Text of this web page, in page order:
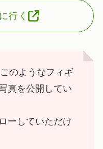
行く
のようなフィギ
真を公開してい
ーしていただけ